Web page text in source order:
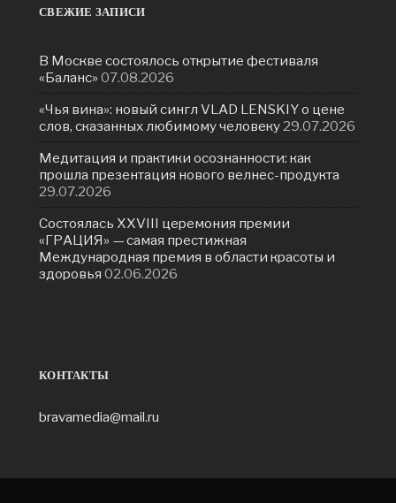
СВЕЖИЕ ЗАПИСИ
В Москве состоялось открытие фестиваля
«Баланс» 07.08.2026
«Чья вина»: новый сингл VLAD LENSKIY о цене
слов, сказанных любимому человеку 29.07.2026
Медитация и практики осознанности: как
прошла презентация нового велнес-продукта
29.07.2026
Состоялась ХXVIII церемония премии
«ГРАЦИЯ» — самая престижная
Международная премия в области красоты и
здоровья 02.06.2026
КОНТАКТЫ
bravamedia@mail.ru